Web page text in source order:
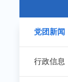
党团新闻
行政信息